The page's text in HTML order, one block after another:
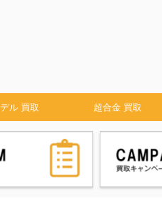
ル 買取 超合金 買取